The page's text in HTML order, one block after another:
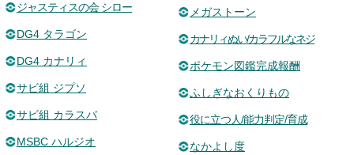
ジャスティスの会 シロー
DG4 タラゴン
DG4 カナリィ
サビ組 ジプソ
サビ組 カラスバ
MSBC ハルジオ
メガストーン
カナリィぬい/カラフルなネジ
ポケモン図鑑完成報酬
ふしぎなおくりもの
役に立つ人/能力判定/育成
なかよし度